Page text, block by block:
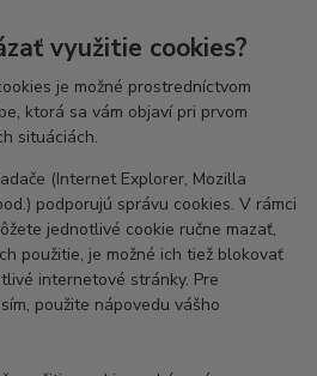
využitie cookies?
je možné prostredníctvom
ktorá sa vám objaví pri prvom
situáciách.
(Internet Explorer, Mozilla
podporujú správu cookies. V rámci
jednotlivé cookie ručne mazať,
použitie, je možné ich tiež blokovať
internetové stránky. Pre
použite nápovedu vášho